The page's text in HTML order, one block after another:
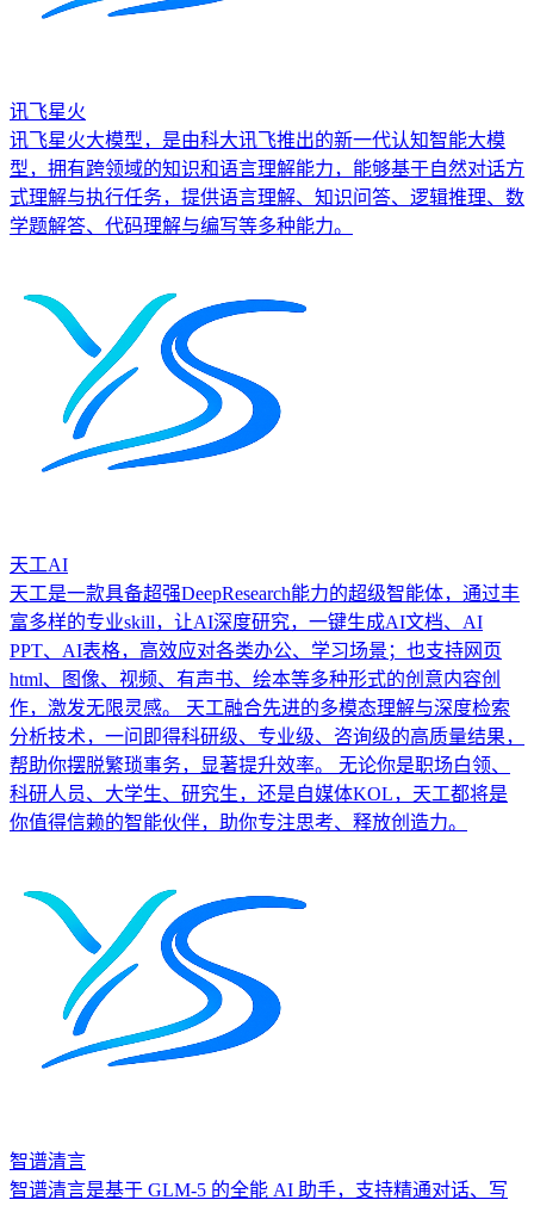
讯飞星火
讯飞星火大模型，是由科大讯飞推出的新一代认知智能大模
型，拥有跨领域的知识和语言理解能力，能够基于自然对话方
式理解与执行任务，提供语言理解、知识问答、逻辑推理、数
学题解答、代码理解与编写等多种能力。
天工AI
天工是一款具备超强DeepResearch能力的超级智能体，通过丰
富多样的专业skill，让AI深度研究，一键生成AI文档、AI
PPT、AI表格，高效应对各类办公、学习场景；也支持网页
html、图像、视频、有声书、绘本等多种形式的创意内容创
作，激发无限灵感。 天工融合先进的多模态理解与深度检索
分析技术，一问即得科研级、专业级、咨询级的高质量结果，
帮助你摆脱繁琐事务，显著提升效率。 无论你是职场白领、
科研人员、大学生、研究生，还是自媒体KOL，天工都将是
你值得信赖的智能伙伴，助你专注思考、释放创造力。
智谱清言
智谱清言是基于 GLM-5 的全能 AI 助手，支持精通对话、写